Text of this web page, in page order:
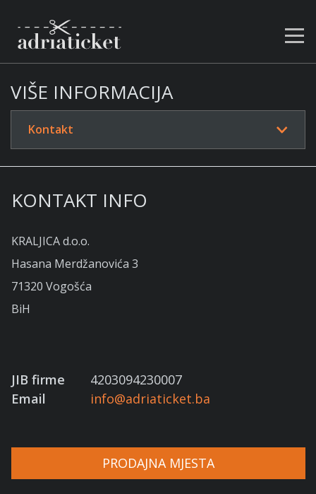
VIŠE INFORMACIJA
Kontakt
KONTAKT INFO
KRALJICA d.o.o.
Hasana Merdžanovića 3
71320 Vogošća
BiH
JIB firme
4203094230007
Email
info@adriaticket.ba
PRODAJNA MJESTA